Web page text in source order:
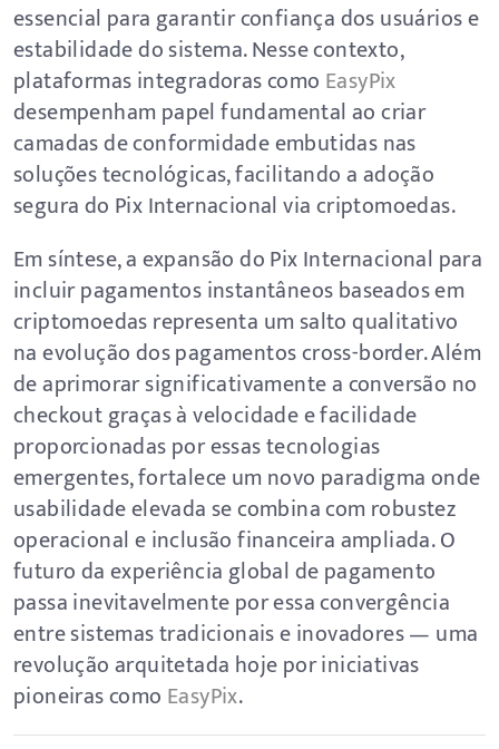
essencial para garantir confiança dos usuários e
estabilidade do sistema. Nesse contexto,
plataformas integradoras como EasyPix
desempenham papel fundamental ao criar
camadas de conformidade embutidas nas
soluções tecnológicas, facilitando a adoção
segura do Pix Internacional via criptomoedas.
Em síntese, a expansão do Pix Internacional para
incluir pagamentos instantâneos baseados em
criptomoedas representa um salto qualitativo
na evolução dos pagamentos cross-border. Além
de aprimorar significativamente a conversão no
checkout graças à velocidade e facilidade
proporcionadas por essas tecnologias
emergentes, fortalece um novo paradigma onde
usabilidade elevada se combina com robustez
operacional e inclusão financeira ampliada. O
futuro da experiência global de pagamento
passa inevitavelmente por essa convergência
entre sistemas tradicionais e inovadores — uma
revolução arquitetada hoje por iniciativas
pioneiras como EasyPix.